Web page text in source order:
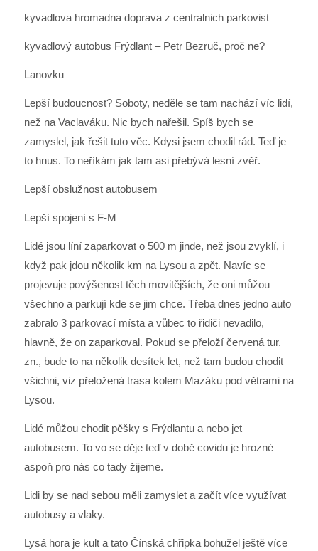
kyvadlova hromadna doprava z centralnich parkovist
kyvadlový autobus Frýdlant – Petr Bezruč, proč ne?
Lanovku
Lepší budoucnost? Soboty, neděle se tam nachází víc lidí,
než na Vaclaváku. Nic bych nařešil. Spíš bych se
zamyslel, jak řešit tuto věc. Kdysi jsem chodil rád. Teď je
to hnus. To neříkám jak tam asi přebývá lesní zvěř.
Lepší obslužnost autobusem
Lepší spojení s F-M
Lidé jsou líní zaparkovat o 500 m jinde, než jsou zvyklí, i
když pak jdou několik km na Lysou a zpět. Navíc se
projevuje povýšenost těch movitějších, že oni můžou
všechno a parkují kde se jim chce. Třeba dnes jedno auto
zabralo 3 parkovací místa a vůbec to řidiči nevadilo,
hlavně, že on zaparkoval. Pokud se přeloží červená tur.
zn., bude to na několik desítek let, než tam budou chodit
všichni, viz přeložená trasa kolem Mazáku pod větrami na
Lysou.
Lidé můžou chodit pěšky s Frýdlantu a nebo jet
autobusem. To vo se děje teď v době covidu je hrozné
aspoň pro nás co tady žijeme.
Lidi by se nad sebou měli zamyslet a začít více využívat
autobusy a vlaky.
Lysá hora je kult a tato Čínská chřipka bohužel ještě více